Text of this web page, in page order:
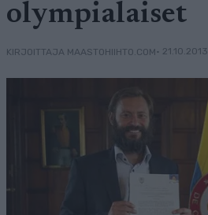
olympialaiset
KIRJOITTAJA MAASTOHIIHTO.COM• 21.10.2013